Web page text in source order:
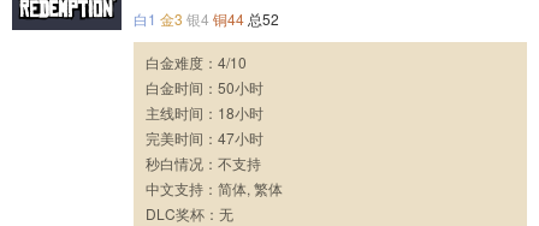
白1 金3 银4 铜44 总52
白金难度：4/10
白金时间：50小时
主线时间：18小时
完美时间：47小时
秒白情况：不支持
中文支持：简体, 繁体
DLC奖杯：无